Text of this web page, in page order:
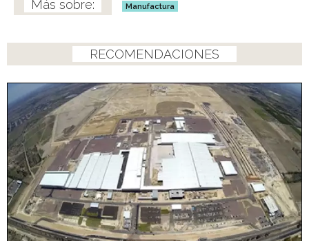
Manufactura
RECOMENDACIONES